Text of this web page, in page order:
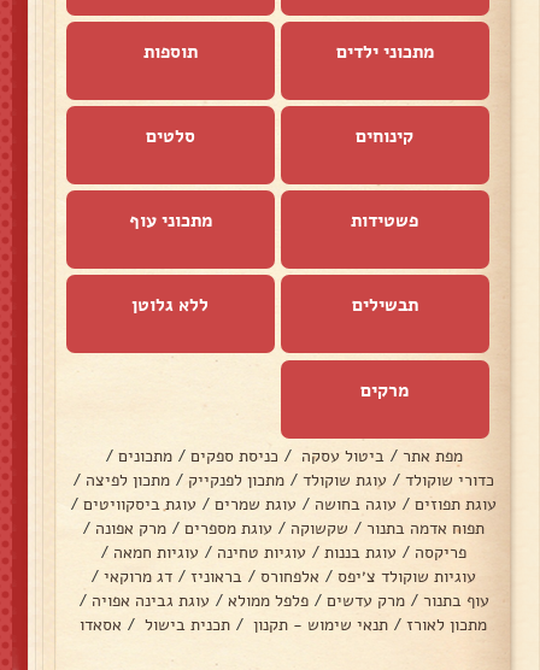
מתכוני ילדים תוספות
קינוחים סלטים
פשטידות מתכוני עוף
תבשילים ללא גלוטן
מרקים
מפת אתר / ביטול עסקה / כניסת ספקים / מתכונים /
כדורי שוקולד / עוגת שוקולד / מתכון לפנקייק / מתכון לפיצה /
עוגת תפוזים / עוגה בחושה / עוגת שמרים / עוגת ביסקוויטים /
תפוח אדמה בתנור / שקשוקה / עוגת מספרים / מרק אפונה /
פריקסה / עוגת בננות / עוגיות טחינה / עוגיות חמאה /
עוגיות שוקולד צ׳יפס / אלפחורס / בראוניז / דג מרוקאי /
עוף בתנור / מרק עדשים / פלפל ממולא / עוגת גבינה אפויה /
מתכון לאורז / תנאי שימוש - תקנון / תכנית בישול / אסאדו